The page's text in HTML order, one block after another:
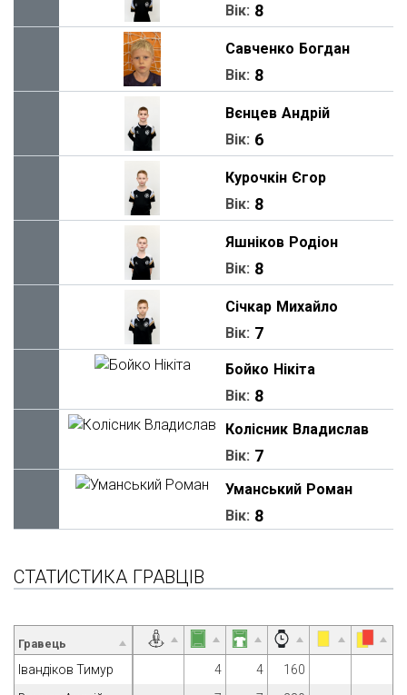
Вік: 8
Савченко Богдан
Вік: 8
Вєнцев Андрій
Вік: 6
Курочкін Єгор
Вік: 8
Яшніков Родіон
Вік: 8
Січкар Михайло
Вік: 7
Бойко Нікіта
Вік: 8
Колісник Владислав
Вік: 7
Уманський Роман
Вік: 8
СТАТИСТИКА ГРАВЦІВ
Гравець
Івандіков Тимур 4 4
160